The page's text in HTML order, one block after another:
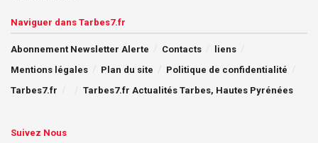
Naviguer dans Tarbes7.fr
Abonnement Newsletter Alerte Contacts
liens
Mentions légales
Plan du site
Politique de confidentialité
Tarbes7.fr
Tarbes7.fr Actualités Tarbes, Hautes Pyrénées
Suivez Nous